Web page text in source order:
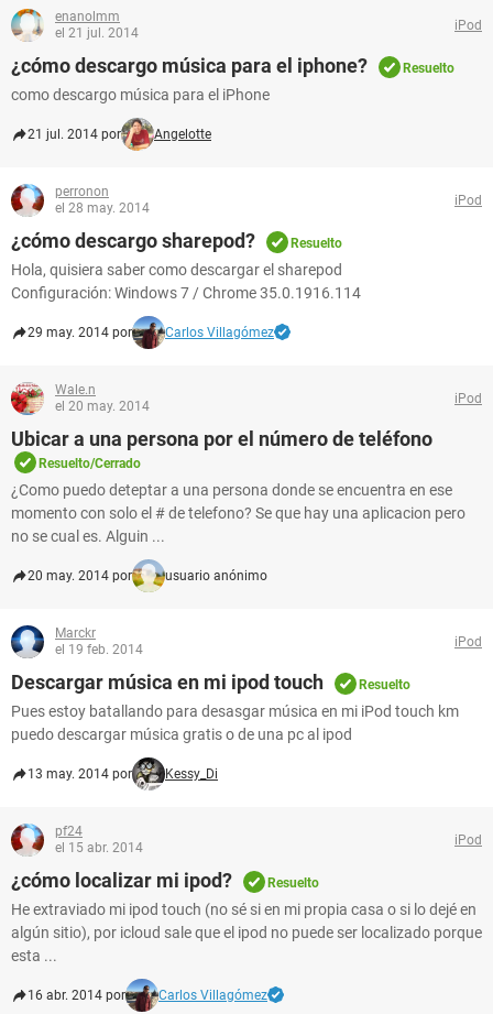
enanolmm
el 21 jul. 2014
iPod
¿cómo descargo música para el iphone? Resuelto
como descargo música para el iPhone
21 jul. 2014 por Angelotte
perronon
el 28 may. 2014
iPod
¿cómo descargo sharepod? Resuelto
Hola, quisiera saber como descargar el sharepod
Configuración: Windows 7 / Chrome 35.0.1916.114
29 may. 2014 por Carlos Villagómez
Wale.n
el 20 may. 2014
iPod
Ubicar a una persona por el número de teléfono
Resuelto/Cerrado
¿Como puedo deteptar a una persona donde se encuentra en ese
momento con solo el # de telefono? Se que hay una aplicacion pero
no se cual es. Alguin ...
20 may. 2014 por usuario anónimo
Marckr
el 19 feb. 2014
iPod
Descargar música en mi ipod touch Resuelto
Pues estoy batallando para desasgar música en mi iPod touch km
puedo descargar música gratis o de una pc al ipod
13 may. 2014 por Kessy_Di
pf24
el 15 abr. 2014
iPod
¿cómo localizar mi ipod? Resuelto
He extraviado mi ipod touch (no sé si en mi propia casa o si lo dejé en
algún sitio), por icloud sale que el ipod no puede ser localizado porque
esta ...
16 abr. 2014 por Carlos Villagómez